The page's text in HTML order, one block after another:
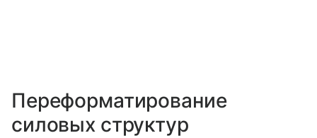
Переформатирование
силовых структур